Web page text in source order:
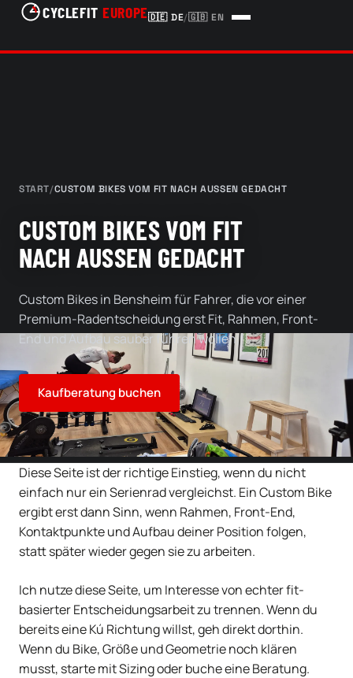
CYCLEFIT EUROPE🇩🇪 DE/🇬🇧 EN
START/CUSTOM BIKES VOM FIT NACH AUSSEN GEDACHT
CUSTOM BIKES VOM FIT
NACH AUSSEN GEDACHT
Custom Bikes in Bensheim für Fahrer, die vor einer
Premium-Radentscheidung erst Fit, Rahmen, Front-
End und Aufbau sauber führen wollen.
Kaufberatung buchen
Diese Seite ist der richtige Einstieg, wenn du nicht
einfach nur ein Serienrad vergleichst. Ein Custom Bike
ergibt erst dann Sinn, wenn Rahmen, Front-End,
Kontaktpunkte und Aufbau deiner Position folgen,
statt später wieder gegen sie zu arbeiten.
Ich nutze diese Seite, um Interesse von echter fit-
basierter Entscheidungsarbeit zu trennen. Wenn du
bereits eine Kú Richtung willst, geh direkt dorthin.
Wenn du Bike, Größe und Geometrie noch klären
musst, starte mit Sizing oder buche eine Beratung.